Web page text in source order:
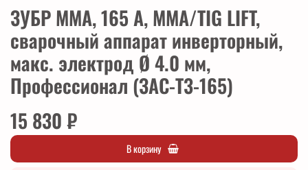
ЗУБР ММА, 165 А, MMA/TIG LIFT,
сварочный аппарат инверторный,
макс. электрод Ø 4.0 мм,
Профессионал (ЗАС-Т3-165)
15 830 ₽
В корзину